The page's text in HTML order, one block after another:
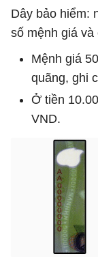
Dây bảo hiểm:
số mệnh giá
Mệnh giá
quãng, ghi
Ở tiền
VND.